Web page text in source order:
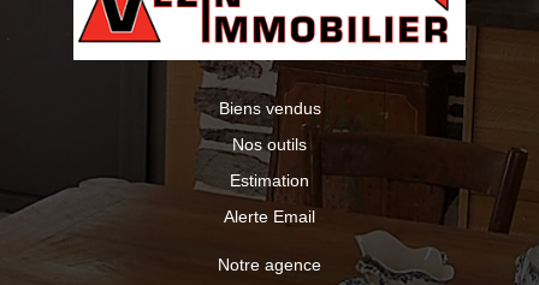
Biens vendus
Nos outils
Estimation
Alerte Email
Notre agence